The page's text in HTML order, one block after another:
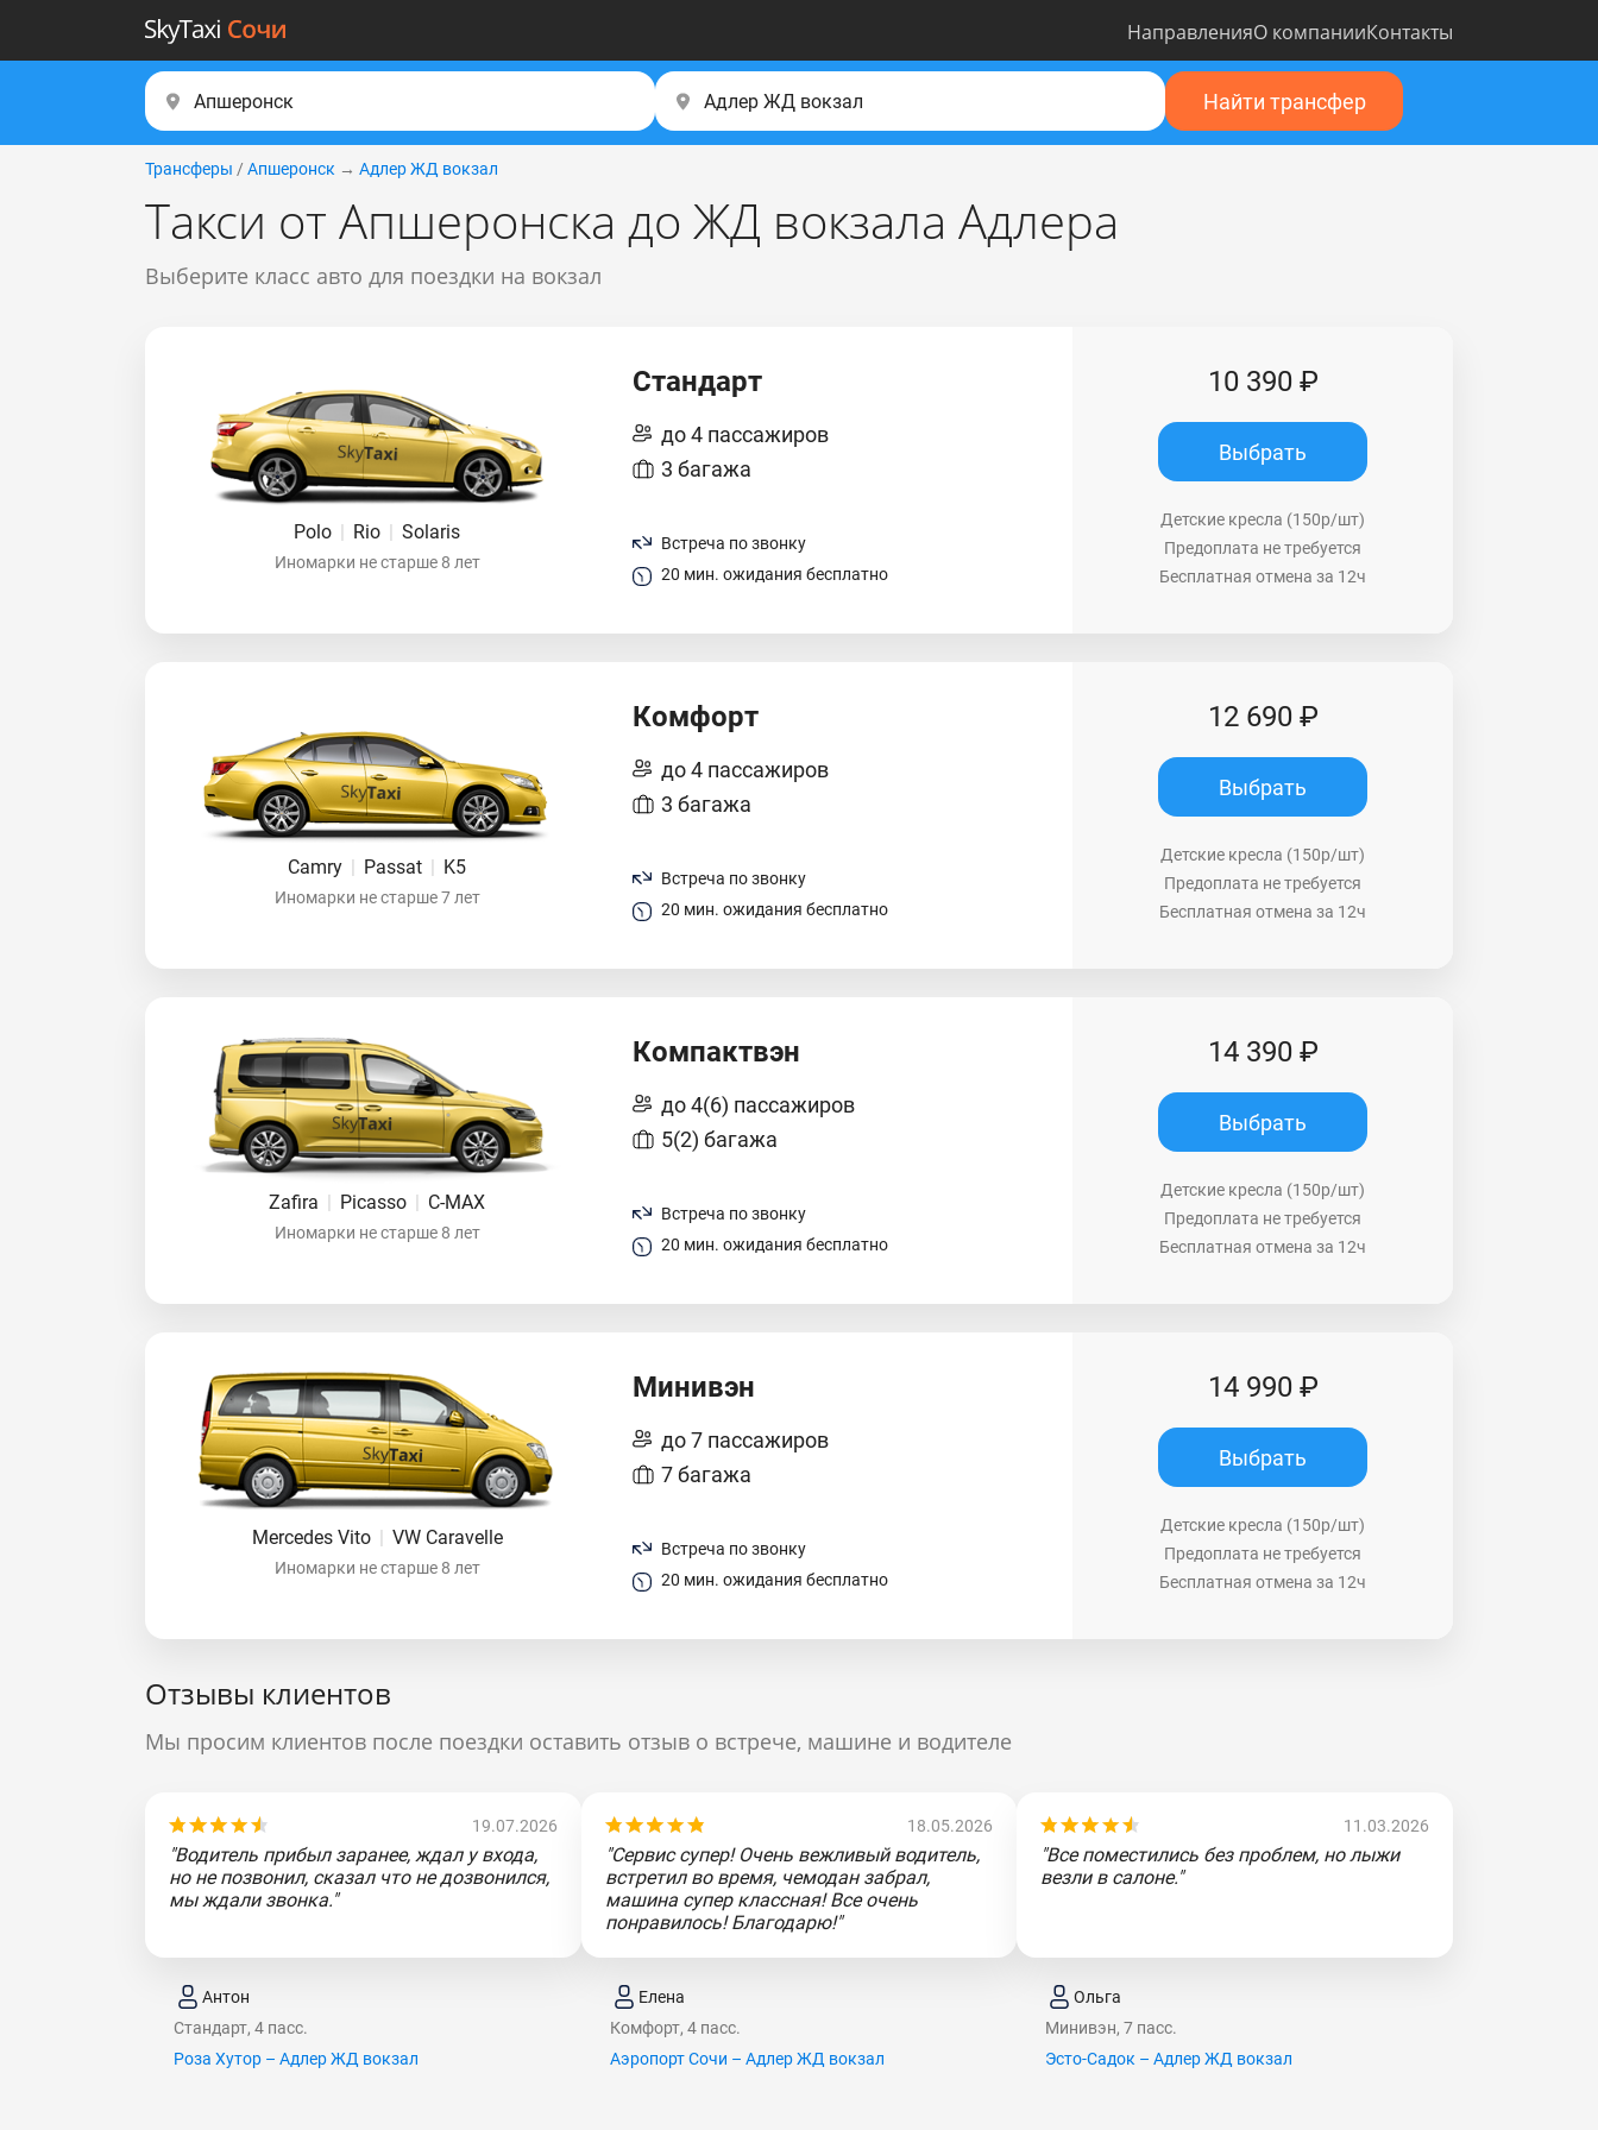
НаправленияО компанииКонтакты
Найти трансфер
Трансферы / Апшеронск → Адлер ЖД вокзал
Такси от Апшеронска до ЖД вокзала Адлера
Выберите класс авто для поездки на вокзал
Polo | Rio | Solaris
Иномарки не старше 8 лет
Стандарт
до 4 пассажиров
3 багажа
Встреча по звонку
20 мин. ожидания бесплатно
10 390 ₽
Выбрать
Детские кресла (150р/шт)
Предоплата не требуется
Бесплатная отмена за 12ч
Camry | Passat | K5
Иномарки не старше 7 лет
Комфорт
до 4 пассажиров
3 багажа
Встреча по звонку
20 мин. ожидания бесплатно
12 690 ₽
Выбрать
Детские кресла (150р/шт)
Предоплата не требуется
Бесплатная отмена за 12ч
Zafira | Picasso | C-MAX
Иномарки не старше 8 лет
Компактвэн
до 4(6) пассажиров
5(2) багажа
Встреча по звонку
20 мин. ожидания бесплатно
14 390 ₽
Выбрать
Детские кресла (150р/шт)
Предоплата не требуется
Бесплатная отмена за 12ч
Mercedes Vito | VW Caravelle
Иномарки не старше 8 лет
Минивэн
до 7 пассажиров
7 багажа
Встреча по звонку
20 мин. ожидания бесплатно
14 990 ₽
Выбрать
Детские кресла (150р/шт)
Предоплата не требуется
Бесплатная отмена за 12ч
Отзывы клиентов
Мы просим клиентов после поездки оставить отзыв о встрече, машине и водителе
19.07.2026
"Водитель прибыл заранее, ждал у входа,
но не позвонил, сказал что не дозвонился,
мы ждали звонка."
Антон
Стандарт, 4 пасс.
Роза Хутор – Адлер ЖД вокзал
18.05.2026
"Сервис супер! Очень вежливый водитель,
встретил во время, чемодан забрал,
машина супер классная! Все очень
понравилось! Благодарю!"
Елена
Комфорт, 4 пасс.
Аэропорт Сочи – Адлер ЖД вокзал
11.03.2026
"Все поместились без проблем, но лыжи
везли в салоне."
Ольга
Минивэн, 7 пасс.
Эсто-Садок – Адлер ЖД вокзал